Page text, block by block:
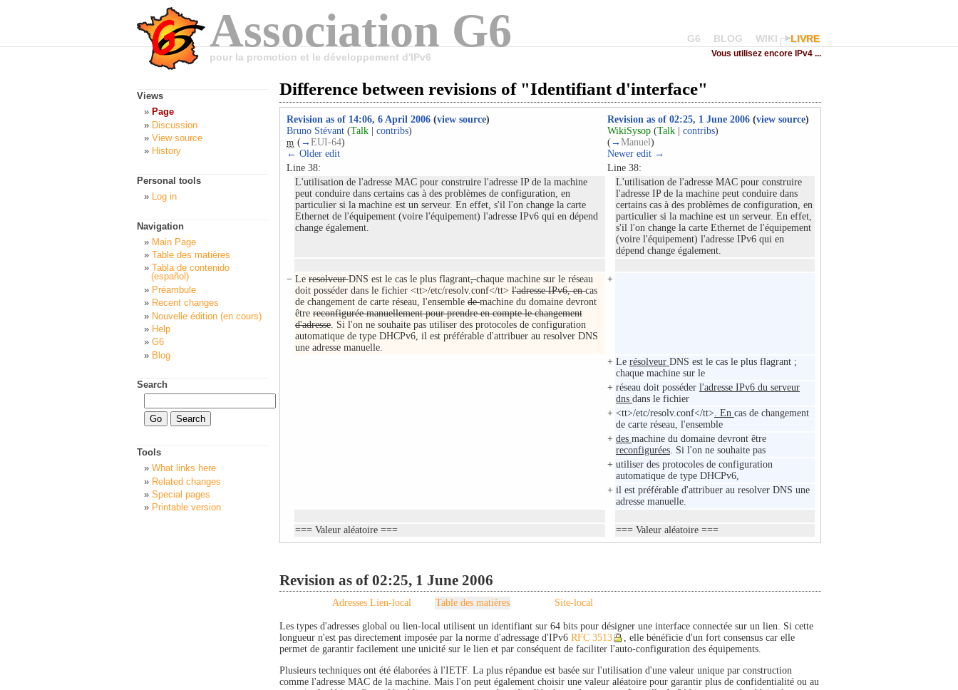
Association G6
pour la promotion et le développement d'IPv6
G6 BLOG WIKI LIVRE
Vous utilisez encore IPv4 ...
Difference between revisions of "Identifiant d'interface"
Revision as of 14:06, 6 April 2006 (view source)
Bruno Stévant (Talk contribs)
m (→ EUI-64)
← Older edit
Revision as of 02:25, 1 June 2006 (view source)
WikiSysop (Talk contribs)
(→ Manuel)
Newer edit →
Line 38:
Line 38:
L'utilisation de l'adresse MAC pour construire l'adresse IP de la machine
peut conduire dans certains cas à des problèmes de configuration, en
particulier si la machine est un serveur. En effet, s'il l'on change la carte
Ethernet de l'équipement (voire l'équipement) l'adresse IPv6 qui en dépend
change également.
L'utilisation de l'adresse MAC pour construire
l'adresse IP de la machine peut conduire dans
certains cas à des problèmes de configuration, en
particulier si la machine est un serveur. En effet,
s'il l'on change la carte Ethernet de l'équipement
(voire l'équipement) l'adresse IPv6 qui en
dépend change également.
− Le resolveurDNS est le cas le plus flagrant,chaque machine sur le réseau
doit posséder dans le fichier <tt>/etc/resolv.conf</tt> l'adresse IPv6, encas
de changement de carte réseau, l'ensemble demachine du domaine devront
être reconfigurée manuellement pour prendre en compte le changement
d'adresse. Si l'on ne souhaite pas utiliser des protocoles de configuration
automatique de type DHCPv6, il est préférable d'attribuer au resolver DNS
une adresse manuelle.
+
+ Le résolveur DNS est le cas le plus flagrant ;
chaque machine sur le
+ réseau doit posséder l'adresse IPv6 du serveur
dns dans le fichier
+ <tt>/etc/resolv.conf</tt>. En cas de changement
de carte réseau, l'ensemble
+ des machine du domaine devront être
reconfigurées. Si l'on ne souhaite pas
+ utiliser des protocoles de configuration
automatique de type DHCPv6,
+ il est préférable d'attribuer au resolver DNS une
adresse manuelle.
=== Valeur aléatoire === === Valeur aléatoire ===
Revision as of 02:25, 1 June 2006
Adresses Lien-local Table des matières Site-local
Les types d'adresses global ou lien-local utilisent un identifiant sur 64 bits pour désigner une interface connectée sur un lien. Si cette
longueur n'est pas directement imposée par la norme d'adressage d'IPv6 RFC 3513
, elle bénéficie d'un fort consensus car elle
permet de garantir facilement une unicité sur le lien et par conséquent de faciliter l'auto-configuration des équipements.
Plusieurs techniques ont été élaborées à l'IETF. La plus répandue est basée sur l'utilisation d'une valeur unique par construction
comme l'adresse MAC de la machine. Mais l'on peut également choisir une valeur aléatoire pour garantir plus de confidentialité ou au
Views
Page
Discussion
View source
History
Personal tools
Log in
Navigation
Main Page
Table des matières
Tabla de contenido
(español)
Préambule
Recent changes
Nouvelle édition (en cours)
Help
G6
Blog
Search
Tools
What links here
Related changes
Special pages
Printable version